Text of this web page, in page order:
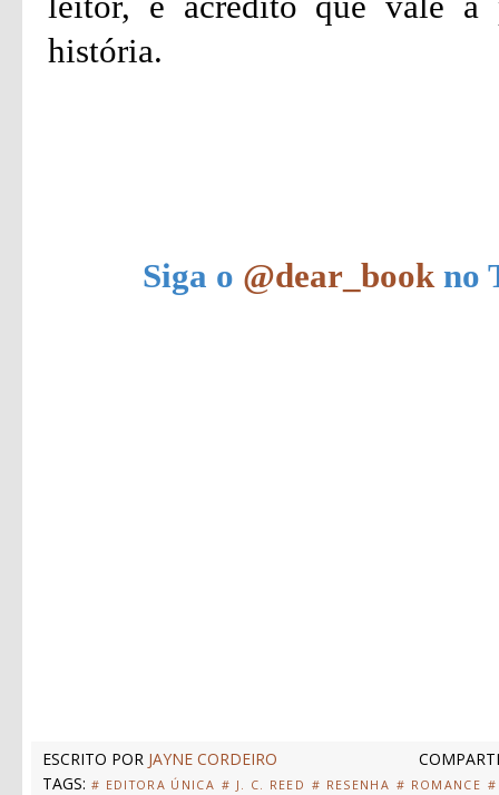
história.
Siga o @dear_book no
ESCRITO POR JAYNE CORDEIRO
TAGS: # EDITORA ÚNICA # J. C. REED # RESENHA # ROMANCE #